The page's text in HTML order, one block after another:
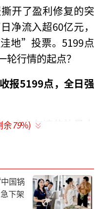
开了盈利修复的突
净流入超60亿元，
地”投票。5199点
行情的起点？
报5199点，全日强
迎来久违的放量大
点，涨幅达4.7
单日涨幅。
余79%)
国锅
下架